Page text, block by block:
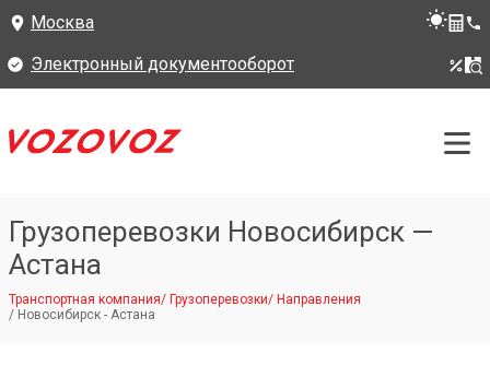
Москва
Электронный документооборот
Грузоперевозки Новосибирск —
Астана
Транспортная компания/ Грузоперевозки/ Направления
/ Новосибирск - Астана